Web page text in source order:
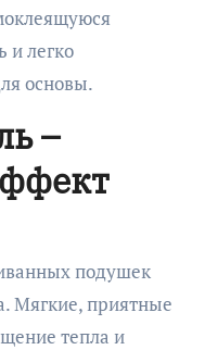
и легко
основы.
–
подушек
Мягкие, приятные
тепла и